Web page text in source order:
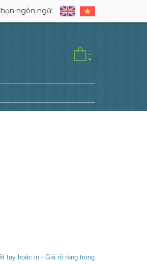
ngôn ngữ:
-
tay hoặc in - Giá rõ ràng trong